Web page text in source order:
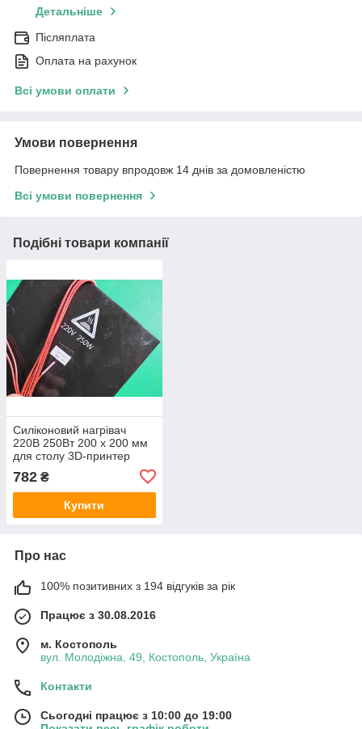
Детальніше
Післяплата
Оплата на рахунок
Всі умови оплати
Умови повернення
Повернення товару впродовж 14 днів за домовленістю
Всі умови повернення
Подібні товари компанії
Силіконовий нагрівач
220В 250Вт 200 x 200 мм
для столу 3D-принтер
782 ₴
Купити
Про нас
100% позитивних з 194 відгуків за рік
Працює з 30.08.2016
м. Костополь
вул. Молодіжна, 49, Костополь, Україна
Контакти
Сьогодні працює з 10:00 до 19:00